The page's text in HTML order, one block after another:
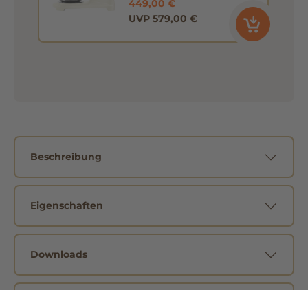
449,00 €
UVP 579,00 €
Beschreibung
Eigenschaften
Downloads